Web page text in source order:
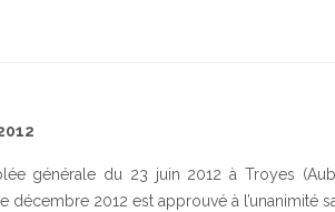
générale du 23 juin 2012 à Troyes
décembre 2012 est approuvé à l’unanimité